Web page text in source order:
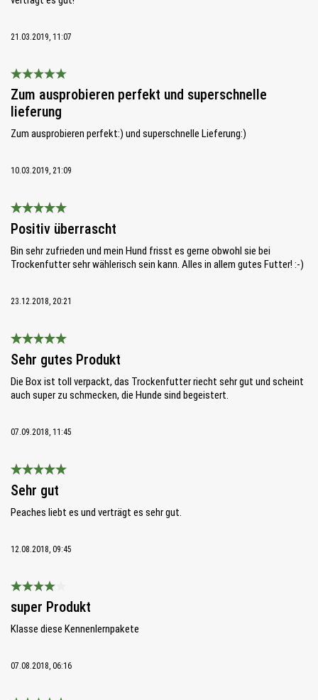
21.03.2019, 11:07
Bewertung mit 5 von 5 Sternen
Zum ausprobieren perfekt und superschnelle
lieferung
Zum ausprobieren perfekt:) und superschnelle Lieferung:)
10.03.2019, 21:09
Bewertung mit 5 von 5 Sternen
Positiv überrascht
Bin sehr zufrieden und mein Hund frisst es gerne obwohl sie bei
Trockenfutter sehr wählerisch sein kann. Alles in allem gutes Futter! :-)
23.12.2018, 20:21
Bewertung mit 5 von 5 Sternen
Sehr gutes Produkt
Die Box ist toll verpackt, das Trockenfutter riecht sehr gut und scheint
auch super zu schmecken, die Hunde sind begeistert.
07.09.2018, 11:45
Bewertung mit 5 von 5 Sternen
Sehr gut
Peaches liebt es und verträgt es sehr gut.
12.08.2018, 09:45
Bewertung mit 4 von 5 Sternen
super Produkt
Klasse diese Kennenlernpakete
07.08.2018, 06:16